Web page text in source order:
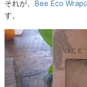
それが、 Bee Eco Wrap
す。